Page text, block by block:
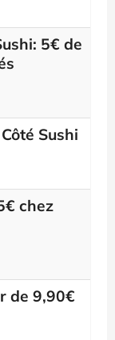
5€ de
Sushi
chez
de 9,90€